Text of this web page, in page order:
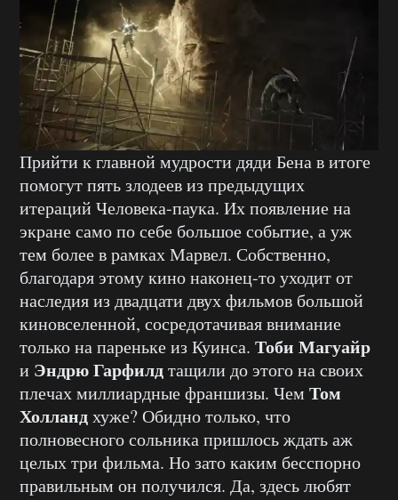
Прийти к главной мудрости дяди Бена в итоге
помогут пять злодеев из предыдущих
итераций Человека-паука. Их появление на
экране само по себе большое событие, а уж
тем более в рамках Марвел. Собственно,
благодаря этому кино наконец-то уходит от
наследия из двадцати двух фильмов большой
киновселенной, сосредотачивая внимание
только на пареньке из Куинса. Тоби Магуайр
и Эндрю Гарфилдтащили до этого на своих
плечах миллиардные франшизы. Чем Том
Холландхуже? Обидно только, что
полновесного сольника пришлось ждать аж
целых три фильма. Но зато каким бесспорно
правильным он получился. Да, здесь любят